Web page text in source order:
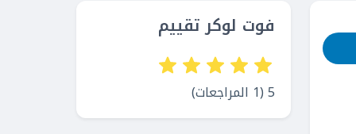
فوت لوكر تقييم
5 (1 المراجعات)